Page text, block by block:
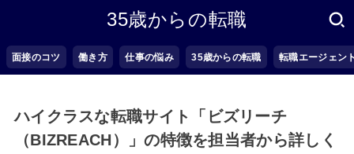
35歳からの転職
面接のコツ 働き方 仕事の悩み 35歳からの転職 転職エージェン
ハイクラスな転職サイト「ビズリーチ
（BIZREACH）」の特徴を担当者から詳しく